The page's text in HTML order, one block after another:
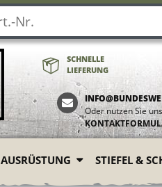
SCHNELLE
LIEFERUNG
Oder nutzen Sie
AUSRÜSTUNG STIEFEL &